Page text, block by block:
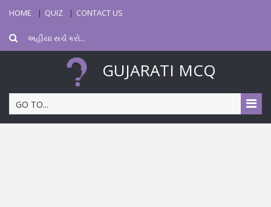
HOME QUIZ CONTACT US
GUJARATI MCQ
GO TO...